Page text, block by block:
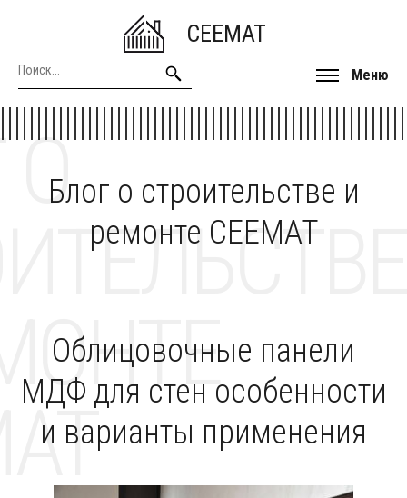
CEEMAT
Меню
Блог о строительстве и
ремонте CEEMAT
О
Облицовочные панели
МДФ для стен особенности
и варианты применения